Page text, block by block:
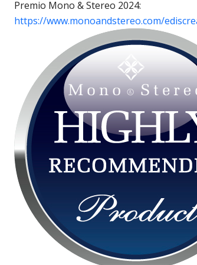
Premio Mono & Stereo 2024:
https://www.monoandstereo.com/